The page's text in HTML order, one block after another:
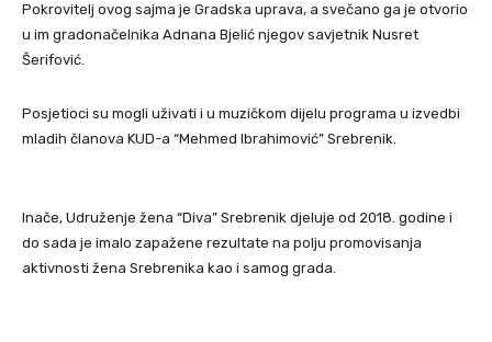
Pokrovitelj ovog sajma je Gradska uprava, a svečano ga je otvorio
u im gradonačelnika Adnana Bjelić njegov savjetnik Nusret
Šerifović.
Posjetioci su mogli uživati i u muzičkom dijelu programa u izvedbi
mladih članova KUD-a “Mehmed Ibrahimović” Srebrenik.
Inače, Udruženje žena “Diva” Srebrenik djeluje od 2018. godine i
do sada je imalo zapažene rezultate na polju promovisanja
aktivnosti žena Srebrenika kao i samog grada.